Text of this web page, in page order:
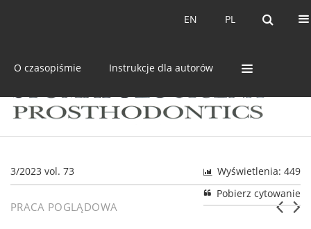
PL
EN PL
EN
O czasopiśmie Instrukcje dla autorów
3/2023 vol. 73
Wyświetlenia: 449
Pobierz cytowanie
PRACA POGLĄDOWA